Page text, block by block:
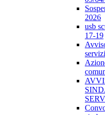
2026
usb
17-19